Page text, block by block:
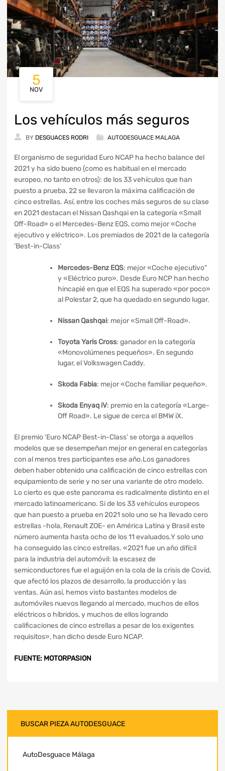
5
NOV
Los vehículos más seguros
BY DESGUACES RODRI AUTODESGUACE MALAGA
El organismo de seguridad Euro NCAP ha hecho balance del
2021 y ha sido bueno (como es habitual en el mercado
europeo, no tanto en otros): de los 33 vehículos que han
puesto a prueba, 22 se llevaron la máxima calificación de
cinco estrellas. Así, entre los coches más seguros de su clase
en 2021 destacan el Nissan Qashqai en la categoría «Small
Off-Road» o el Mercedes-Benz EQS, como mejor «Coche
ejecutivo y eléctrico». Los premiados de 2021 de la categoría
‘Best-in-Class’
Mercedes-Benz EQS: mejor «Coche ejecutivo”
y «Eléctrico puro». Desde Euro NCP han hecho
hincapié en que el EQS ha superado «por poco»
al Polestar 2, que ha quedado en segundo lugar.
Nissan Qashqai: mejor «Small Off-Road».
Toyota Yaris Cross: ganador en la categoría
«Monovolúmenes pequeños». En segundo
lugar, el Volkswagen Caddy.
Skoda Fabia: mejor «Coche familiar pequeño».
Skoda Enyaq iV: premio en la categoría «Large-
Off Road». Le sigue de cerca el BMW iX.
El premio ‘Euro NCAP Best-in-Class’ se otorga a aquellos
modelos que se desempeñan mejor en general en categorías
con al menos tres participantes ese año.Los ganadores
deben haber obtenido una calificación de cinco estrellas con
equipamiento de serie y no ser una variante de otro modelo.
Lo cierto es que este panorama es radicalmente distinto en el
mercado latinoamericano. Si de los 33 vehículos europeos
que han puesto a prueba en 2021 solo uno se ha llevado cero
estrellas -hola, Renault ZOE- en América Latina y Brasil este
número aumenta hasta ocho de los 11 evaluados.Y solo uno
ha conseguido las cinco estrellas. «2021 fue un año difícil
para la industria del automóvil: la escasez de
semiconductores fue el aguijón en la cola de la crisis de Covid,
que afectó los plazos de desarrollo, la producción y las
ventas. Aún así, hemos visto bastantes modelos de
automóviles nuevos llegando al mercado, muchos de ellos
eléctricos o híbridos, y muchos de ellos logrando
calificaciones de cinco estrellas a pesar de los exigentes
requisitos», han dicho desde Euro NCAP.
FUENTE: MOTORPASION
BUSCAR PIEZA AUTODESGUACE
AutoDesguace Málaga